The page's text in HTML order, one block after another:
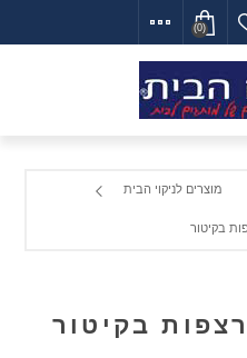
(0)
מוצרים לניקוי הבית
בקיטור
בקיטור